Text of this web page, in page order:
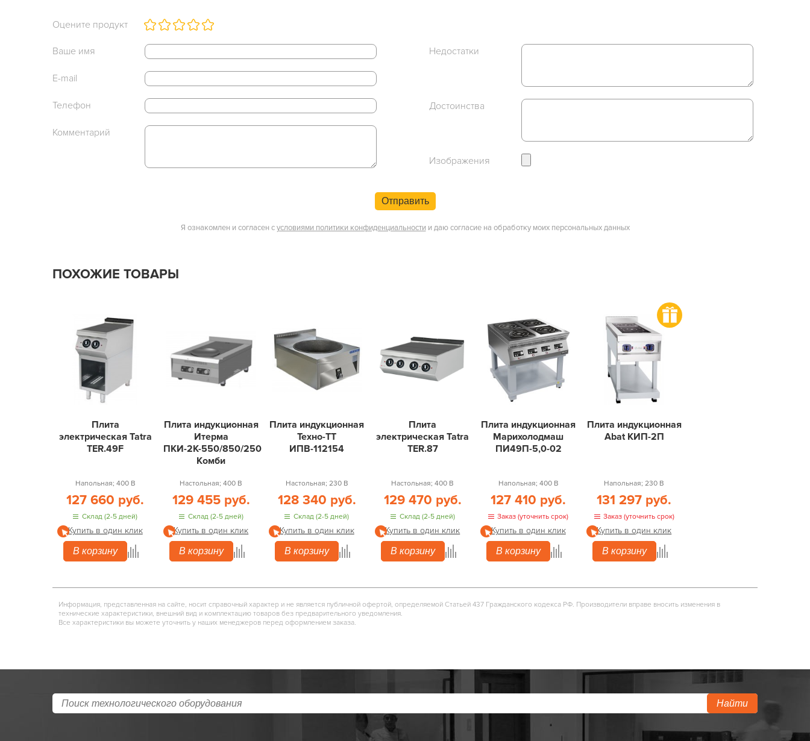
Оцените продукт
Ваше имя
E-mail
Телефон
Комментарий
Недостатки
Достоинства
Изображения
Отправить
Я ознакомлен и согласен сусловиями политики конфиденциальности и даю согласие на обработку моих персональных данных
ПОХОЖИЕ ТОВАРЫ
Плита
электрическая Tatra
TER.49F
Напольная; 400 В
127 660 руб.
Склад (2-5 дней)
Купить в один клик
В корзину
Плита индукционная
Итерма
ПКИ-2К-550/850/250
Комби
Настольная; 400 В
129 455 руб.
Склад (2-5 дней)
Купить в один клик
В корзину
Плита индукционная
Техно-ТТ
ИПВ-112154
Настольная; 230 В
128 340 руб.
Склад (2-5 дней)
Купить в один клик
В корзину
Плита
электрическая Tatra
TER.87
Настольная; 400 В
129 470 руб.
Склад (2-5 дней)
Купить в один клик
В корзину
Плита индукционная
Марихолодмаш
ПИ49П-5,0-02
Напольная; 400 В
127 410 руб.
Заказ (уточнить срок)
Купить в один клик
В корзину
Плита индукционная
Abat КИП-2П
Напольная; 230 В
131 297 руб.
Заказ (уточнить срок)
Купить в один клик
В корзину
Информация, представленная на сайте, носит справочный характер и не является публичной офертой, определяемой Статьей 437 Гражданского кодекса РФ. Производители вправе вносить изменения в
технические характеристики, внешний вид и комплектацию товаров без предварительного уведомления.
Все характеристики вы можете уточнить у наших менеджеров перед оформлением заказа.
Найти